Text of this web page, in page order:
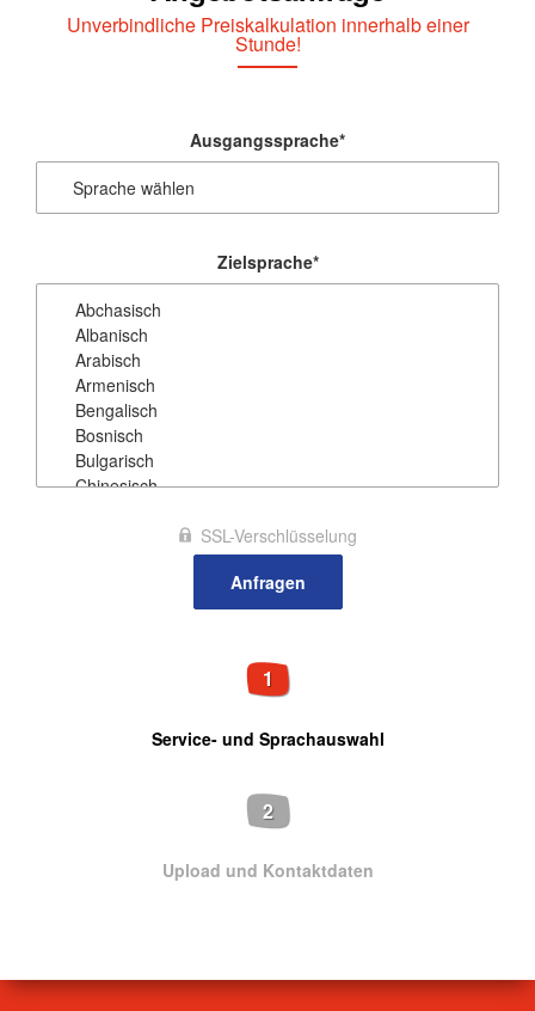
Unverbindliche Preiskalkulation innerhalb einer
Stunde!
Ausgangssprache*
Zielsprache*
SSL-Verschlüsselung
1
Service- und Sprachauswahl
2
Upload und Kontaktdaten